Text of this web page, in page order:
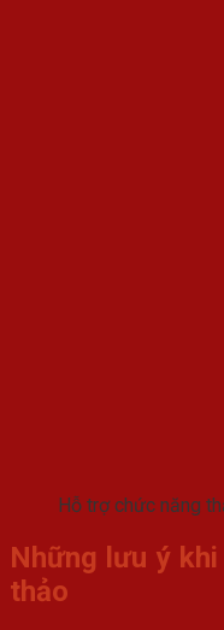
Hỗ trợ chức năng
Những lưu ý
thảo